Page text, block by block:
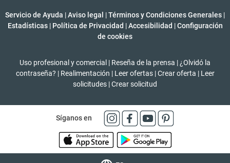
Servicio de Ayuda |Aviso legal |Términos y Condiciones Generales |
Estadísticas | Política de Privacidad | Accesibilidad | Configuración
de cookies
Uso profesional y comercial | Reseña de la prensa | ¿Olvidó la
contraseña? | Realimentación | Leer ofertas | Crear oferta | Leer
solicitudes |Crear solicitud
Síganos en